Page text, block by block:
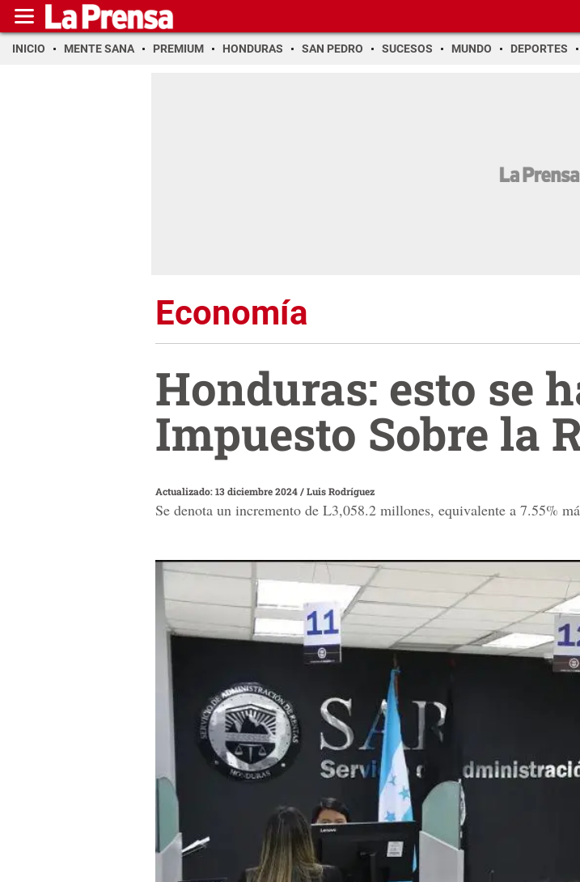
INICIO MENTE SANA PREMIUM HONDURAS SAN PEDRO SUCESOS MUNDO DEPORTES
Economía
Honduras: esto se
Impuesto Sobre la
Actualizado: 13 diciembre 2024/Luis Rodríguez
Se denota un incremento de L3,058.2 millones, equivalente a 7.55%